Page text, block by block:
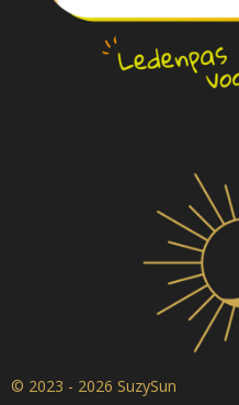
© 2023 - 2026 SuzySun